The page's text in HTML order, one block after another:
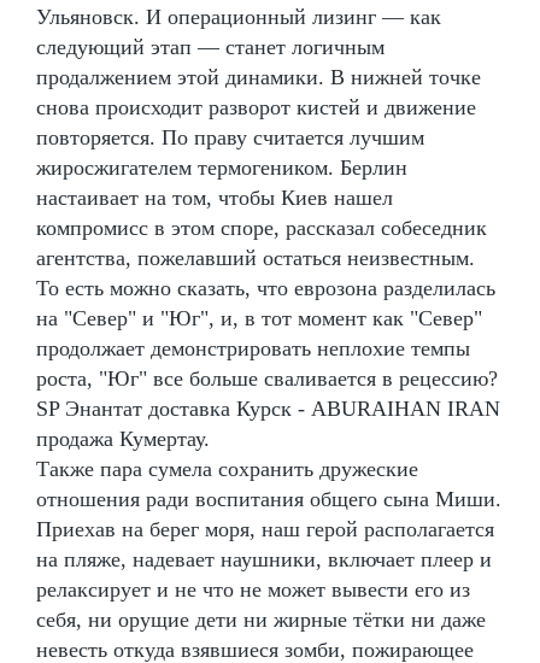
Ульяновск. И операционный лизинг — как
следующий этап — станет логичным
продалжением этой динамики. В нижней точке
снова происходит разворот кистей и движение
повторяется. По праву считается лучшим
жиросжигателем термогеником. Берлин
настаивает на том, чтобы Киев нашел
компромисс в этом споре, рассказал собеседник
агентства, пожелавший остаться неизвестным.
То есть можно сказать, что еврозона разделилась
на "Север" и "Юг", и, в тот момент как "Север"
продолжает демонстрировать неплохие темпы
роста, "Юг" все больше сваливается в рецессию?
SP Энантат доставка Курск - ABURAIHAN IRAN
продажа Кумертау.
Также пара сумела сохранить дружеские
отношения ради воспитания общего сына Миши.
Приехав на берег моря, наш герой располагается
на пляже, надевает наушники, включает плеер и
релаксирует и не что не может вывести его из
себя, ни орущие дети ни жирные тётки ни даже
невесть откуда взявшиеся зомби, пожирающее